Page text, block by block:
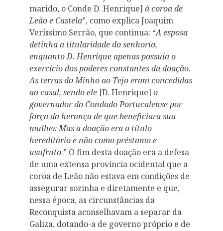
marido, o Conde D. Henrique]à coroa de
Leão e Castela”, como explica Joaquim
Veríssimo Serrão, que continua: “A esposa
detinha a titularidade do senhorio,
enquanto D. Henrique apenas possuía o
exercício dos poderes constantes da doação.
As terras do Minho ao Tejo eram concedidas
ao casal, sendo ele [D. Henrique]o
governador do Condado Portucalense por
força da herança de que beneficiara sua
mulher. Mas a doação era a título
hereditário e não como préstamo e
usufruto.” O fim desta doação era a defesa
de uma extensa província ocidental que a
coroa de Leão não estava em condições de
assegurar sozinha e diretamente e que,
nessa época, as circunstâncias da
Reconquista aconselhavam a separar da
Galiza, dotando-a de governo próprio e de